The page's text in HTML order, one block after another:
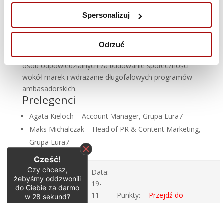
Spersonalizuj
Odrzuć
rozwiązania wewnętrzne.
Dla kogo?
Webinar skierowany jest do marketerów, brand
managerów, specjalistów PR i social media, a także
osób odpowiedzialnych za budowanie społeczności
wokół marek i wdrażanie długofalowych programów
ambasadorskich.
Prelegenci
Agata Kieloch – Account Manager, Grupa Eura7
Maks Michalczak – Head of PR & Content Marketing,
Grupa Eura7
Ambasadorzy
marki i
programy
Data:
19-
11-
Punkty:
Przejdź do
Cześć!
Czy chcesz,
żebyśmy oddzwonili
do Ciebie za darmo
w 28 sekund?